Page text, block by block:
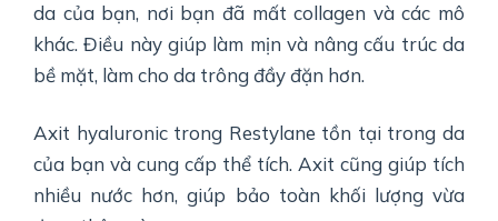
da của bạn, nơi bạn đã mất collagen và các mô
khác. Điều này giúp làm mịn và nâng cấu trúc da
bề mặt, làm cho da trông đầy đặn hơn.
Axit hyaluronic trong Restylane tồn tại trong da
của bạn và cung cấp thể tích. Axit cũng giúp tích
nhiều nước hơn, giúp bảo toàn khối lượng vừa